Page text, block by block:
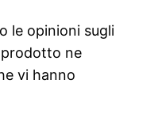
le opinioni sugli
ne
vi hanno